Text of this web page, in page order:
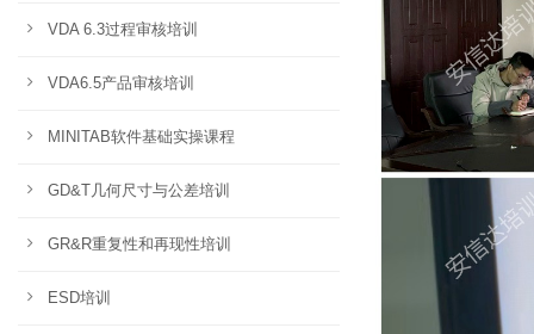
VDA 6.3过程审核培训
VDA6.5产品审核培训
MINITAB软件基础实操课程
GD&T几何尺寸与公差培训
GR&R重复性和再现性培训
ESD培训